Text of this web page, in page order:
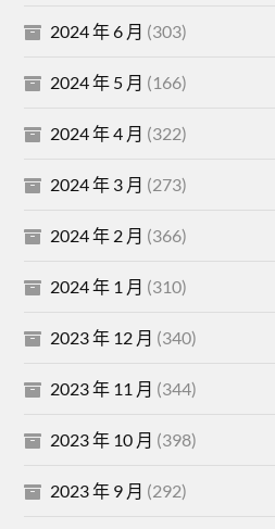
2024 年 6 月 (303)
2024 年 5 月 (166)
2024 年 4 月 (322)
2024 年 3 月 (273)
2024 年 2 月 (366)
2024 年 1 月 (310)
2023 年 12 月 (340)
2023 年 11 月 (344)
2023 年 10 月 (398)
2023 年 9 月 (292)